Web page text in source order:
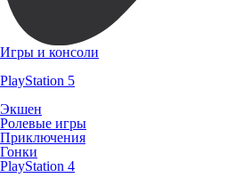
Игры и консоли
PlayStation 5
Экшен
Ролевые игры
Приключения
Гонки
PlayStation 4